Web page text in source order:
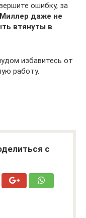
ошибку, за
Миллер даже не
втянуты в
избавитесь от
работу.
с